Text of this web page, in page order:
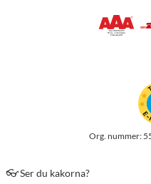
Org. nummer:
👓 Ser du kakorna?